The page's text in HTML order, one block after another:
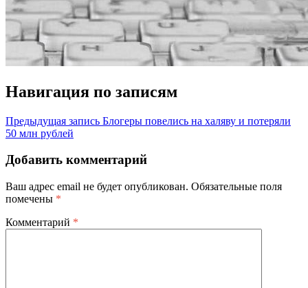
Навигация по записям
Предыдущая запись Блогеры повелись на халяву и потеряли
50 млн рублей
Добавить комментарий
Ваш адрес email не будет опубликован. Обязательные поля
помечены *
Комментарий *